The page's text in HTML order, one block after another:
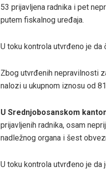
53 prijavljena radnika i pet
putem fiskalnog uređaja.
U toku kontrola utvrđeno je
Zbog utvrđenih nepravilnosti
nalozi u ukupnom iznosu od
U Srednjobosanskom
prijavljenih radnika, osam
nadležnog organa i šest
U toku kontrola utvrđeno je